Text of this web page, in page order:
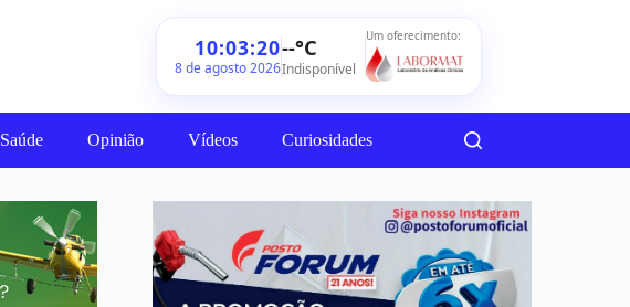
10:03:22
8 de agosto 2026
--°C
Indisponível
Um oferecimento:
Saúde Opinião Vídeos Curiosidades